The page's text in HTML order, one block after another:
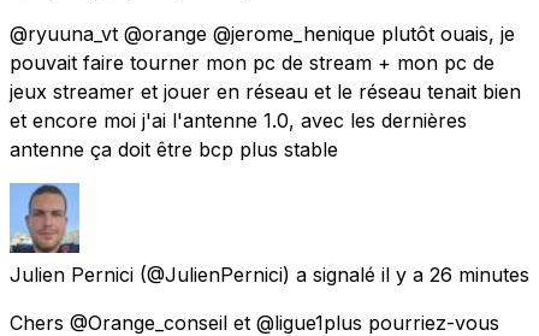
@ryuuna_vt @orange @jerome_henique plutôt ouais, je
pouvait faire tourner mon pc de stream + mon pc de
jeux streamer et jouer en réseau et le réseau tenait bien
et encore moi j'ai l'antenne 1.0, avec les dernières
antenne ça doit être bcp plus stable
Julien Pernici (@JulienPernici) a signalé il y a 26 minutes
Chers @Orange_conseil et @ligue1plus pourriez-vous